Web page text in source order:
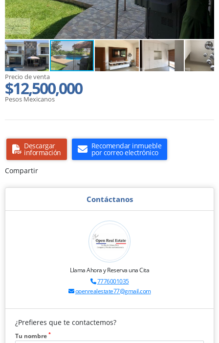
Precio de venta
$12,500,000
Pesos Mexicanos
Descargar
información
Recomendar inmueble
por correo electrónico
Compartir
Contáctanos
Llama Ahora y Reserva una Cita
7776001035
openrealestate77@gmail.com
¿Prefieres que te contactemos?
Tu nombre *